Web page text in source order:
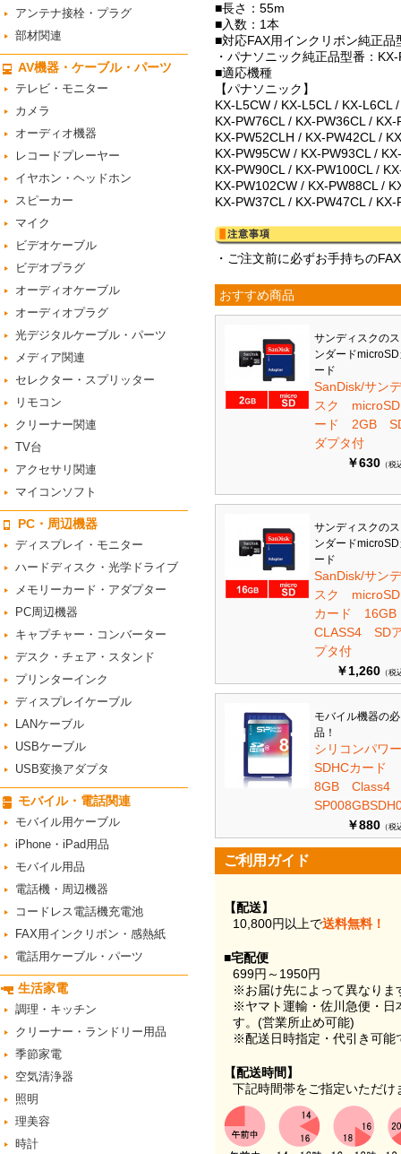
アンテナ接栓・プラグ
部材関連
AV機器・ケーブル・パーツ
テレビ・モニター
カメラ
オーディオ機器
レコードプレーヤー
イヤホン・ヘッドホン
スピーカー
マイク
ビデオケーブル
ビデオプラグ
オーディオケーブル
オーディオプラグ
光デジタルケーブル・パーツ
メディア関連
セレクター・スプリッター
リモコン
クリーナー関連
TV台
アクセサリ関連
マイコンソフト
PC・周辺機器
ディスプレイ・モニター
ハードディスク・光学ドライブ
メモリーカード・アダプター
PC周辺機器
キャプチャー・コンバーター
デスク・チェア・スタンド
プリンターインク
ディスプレイケーブル
LANケーブル
USBケーブル
USB変換アダプタ
モバイル・電話関連
モバイル用ケーブル
iPhone・iPad用品
モバイル用品
電話機・周辺機器
コードレス電話機充電池
FAX用インクリボン・感熱紙
電話用ケーブル・パーツ
生活家電
調理・キッチン
クリーナー・ランドリー用品
季節家電
空気清浄器
照明
理美容
時計
■長さ：55m
■入数：1本
■対応FAX用インクリボン純正品
・パナソニック純正品型番：
■適応機種
【パナソニック】
KX-L5CW / KX-L5CL / KX-L6CL
KX-PW76CL / KX-PW36CL /
KX-PW52CLH / KX-PW42CL /
KX-PW95CW / KX-PW93CL /
KX-PW90CL / KX-PW100CL /
KX-PW102CW / KX-PW88CL /
KX-PW37CL / KX-PW47CL / KX-
・ご注文前に必ずお手持ちの
おすすめ商品
サンディスクの
ンダード
ード
SanDisk/サン
スク
ード 2GB
ダプタ付
￥630 （税
サンディスクの
ンダード
ード
SanDisk/サン
スク
カード
CLASS4 SD
プタ付
￥1,260 （税
モバイル機器の
品！
シリコンパ
SDHCカード
8GB
￥880 （税
ご利用ガイド
【配送】
10,800円以上で送料無料！
■宅配便
699円～1950円
※お届け先によって異なりま
※ヤマト運輸・佐川急便・日
す。(営業所止め可能)
※配送日時指定・代引き可能
【配送時間】
下記時間帯をご指定いただけ